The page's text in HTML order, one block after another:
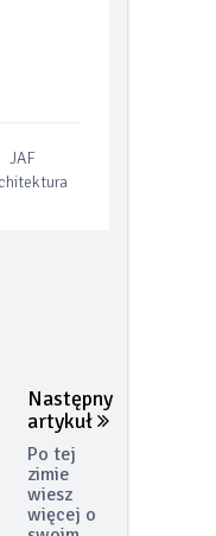
JAF
Następny
artykuł
Po tej
zimie
wiesz